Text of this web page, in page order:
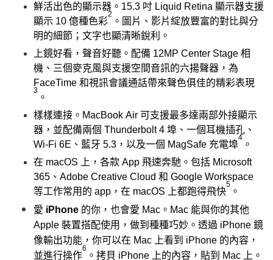
鮮活出色的顯示器。 15.3 吋 Liquid Retina 顯示器支援
顯示 10 億種色彩
2
。圖片、影片綻放豐富的對比與分
明的細節；文字也顯清晰銳利。
上鏡好看，聲音好聽。 配備 12MP Center Stage 相
機、三個麥克風與支援空間音訊的六揚聲器，為
FaceTime 和視訊會議通話帶來聲色俱佳的精彩表現
3
。
樣樣連接。 MacBook Air 可支援最多達兩部外接顯示
器，並配備兩個 Thunderbolt 4 埠、一個耳機插孔、
Wi-Fi 6E、藍牙 5.3，以及一個 MagSafe 充電埠
4
。
在 macOS 上，各款 App 飛速奔馳。 包括 Microsoft
365、Adobe Creative Cloud 和 Google Workspace
等工作常用的 app，在 macOS 上都跑得飛快
5
。
愛 iPhone 的你，也會愛 Mac。 Mac 能與你的其他
Apple 裝置搭配使用，做到種種巧妙。透過 iPhone 鏡
像輸出功能，你可以在 Mac 上看到 iPhone 的內容，
並進行操作
6
。拷貝 iPhone 上的內容，貼到 Mac 上。